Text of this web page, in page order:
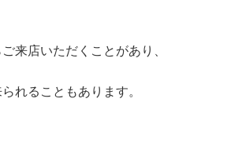
来店いただくことがあり、
れることもあります。